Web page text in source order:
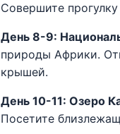
Совершите
День 8-9:
природы Африки.
крышей.
День 10-11: Озеро
Посетите